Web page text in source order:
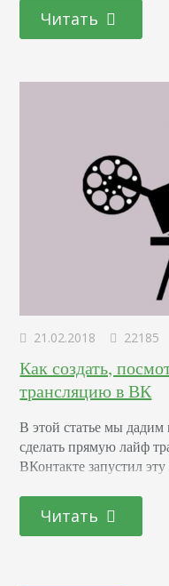
мошенничества и так
любой персоны,
человека и узнаем,
Читать
21.02.2018 22185
Как создать,
трансляцию в ВК
В этой статье мы
сделать прямую лайф
ВКонтакте запустил
несколько аргументов
использовать эту
Читать